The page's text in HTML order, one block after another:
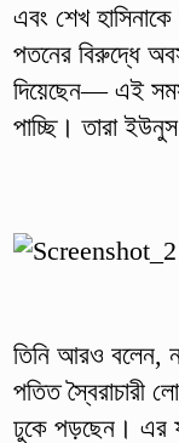
এবং শেখ
পতনের বিরুদ্ধে
দিয়েছেন— এই
পাচ্ছি। তারা
তিনি আরও বলেন,
পতিত স্বৈরাচারী
ঢুকে পড়ছেন। এর